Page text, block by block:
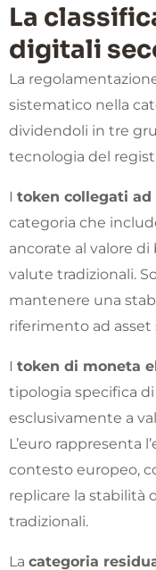
La
digitali
La
sistematico nella
dividendoli in tre
tecnologia del
I token collegati
categoria che
ancorate al valore
valute tradizionali.
mantenere una
riferimento ad
I token di moneta
tipologia specifica
esclusivamente a
L’euro rappresenta
contesto europeo,
replicare la stabilità
tradizionali.
La categoria